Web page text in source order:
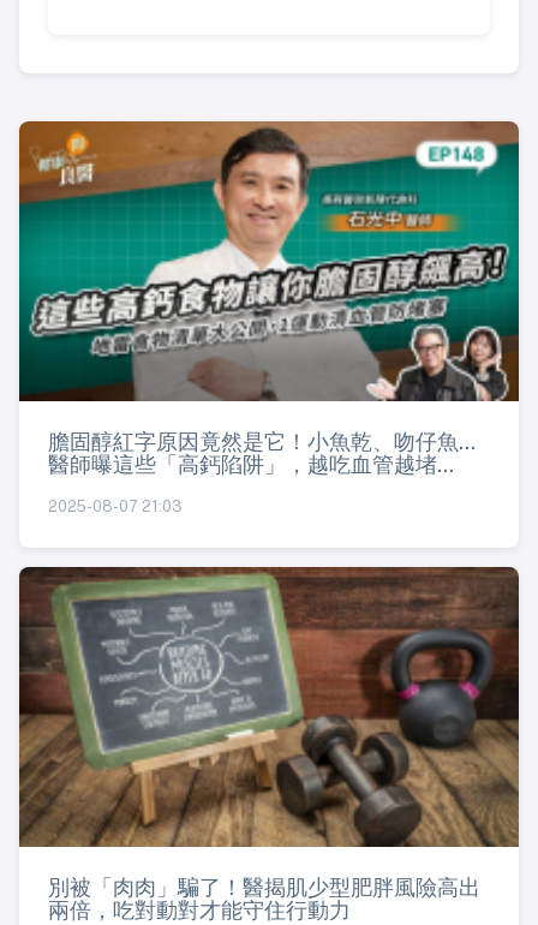
膽固醇紅字原因竟然是它！小魚乾、吻仔魚...
醫師曝這些「高鈣陷阱」，越吃血管越堵...
2025-08-07 21:03
別被「肉肉」騙了！醫揭肌少型肥胖風險高出
兩倍，吃對動對才能守住行動力